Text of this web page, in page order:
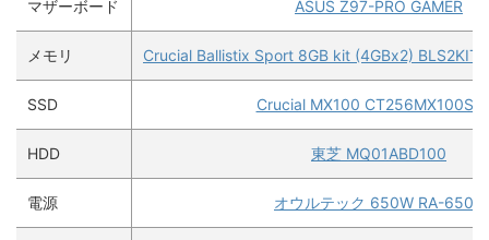
マザーボード ASUS Z97-PRO GAMER
メモリ Crucial Ballistix Sport 8GB kit (4GBx2)
SSD Crucial MX100
HDD 東芝 MQ01ABD100
電源 オウルテック 650W RA-650S